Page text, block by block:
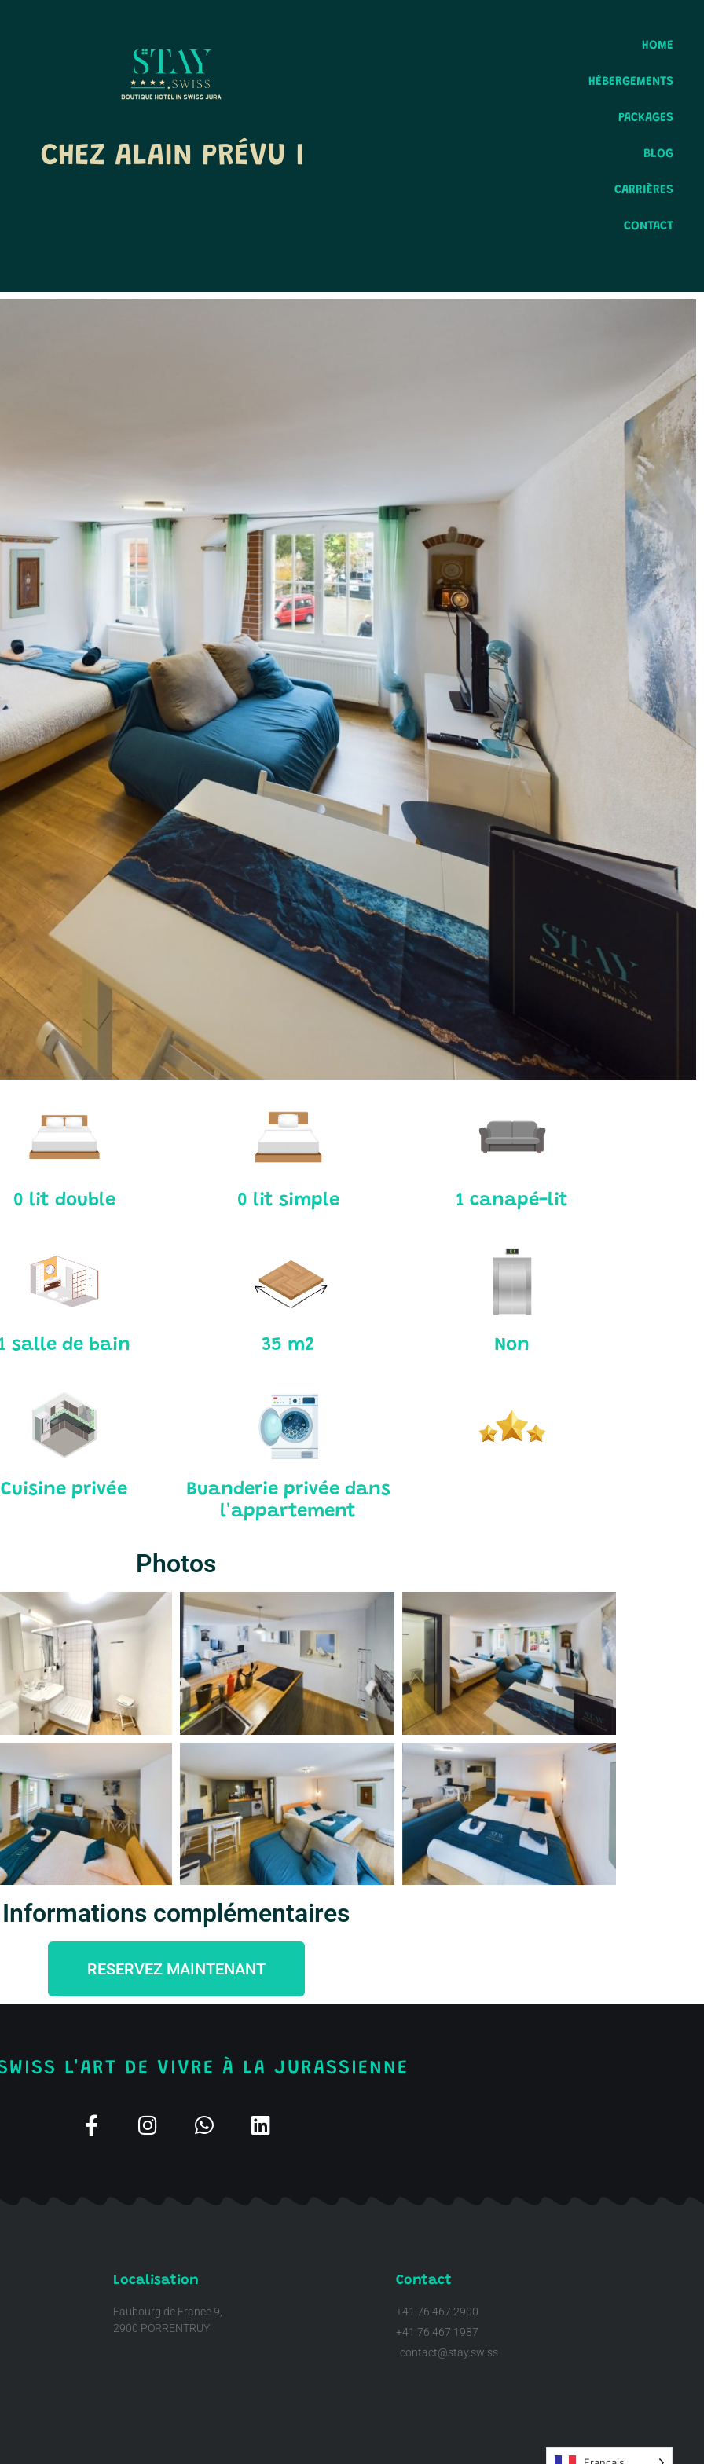
CHEZ ALAIN PRÉVU I
HOME
HÉBERGEMENTS
PACKAGES
BLOG
CARRIÈRES
CONTACT
0 lit double 0 lit simple 1 canapé-lit
salle de bain 35 m2 Non
Cuisine privée
Buanderie privée dans
l'appartement
Photos
Informations complémentaires
RESERVEZ MAINTENANT
L'ART DE VIVRE À LA JURASSIENNE
Localisation
Faubourg de France 9,
2900 PORRENTRUY
Contact
+41 76 467 2900
+41 76 467 1987
contact@stay.swiss